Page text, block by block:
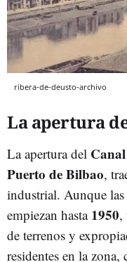
ribera-de-deusto-archivo
La apertura
La apertura del
Puerto de Bilbao,
industrial. Aunque las
empiezan hasta 1950,
de terrenos y
residentes en la